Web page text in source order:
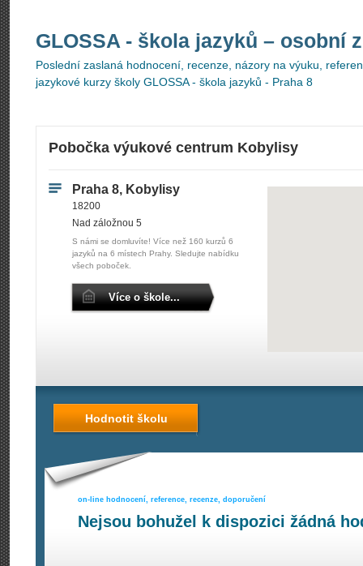
GLOSSA - škola jazyků – osobní
Poslední zaslaná hodnocení, recenze, názory na výuku,
jazykové kurzy školy GLOSSA - škola jazyků - Praha 8
Pobočka výukové centrum Kobylisy
Praha 8, Kobylisy
18200
Nad záložnou 5
S námi se domluvíte! Více než 160 kurzů 6
jazyků na 6 místech Prahy. Sledujte nabídku
všech poboček.
Více o škole...
Hodnotit školu
on-line hodnocení, reference, recenze, doporučení
Nejsou bohužel k dispozici žádná